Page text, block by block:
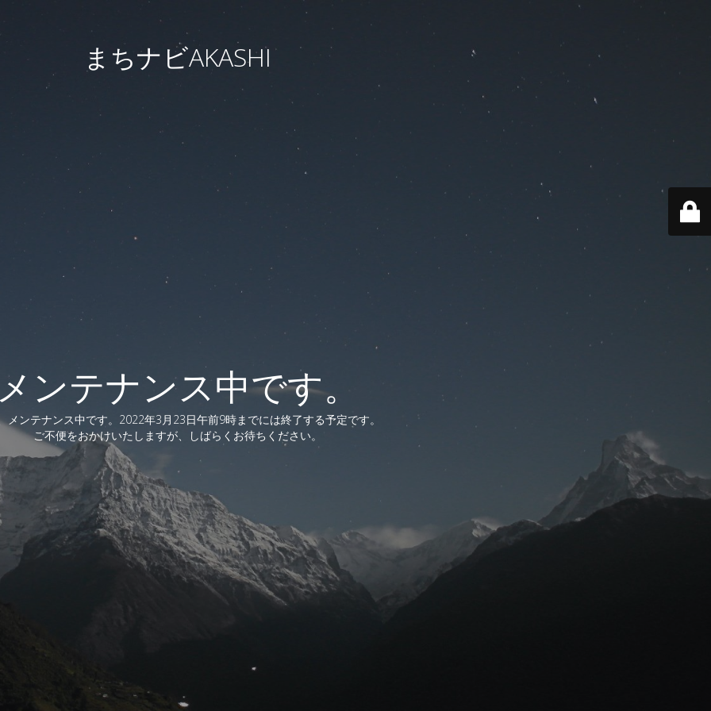
まちナビAKASHI
ンテナンス中です。
メンテナンス中です。2022年3月23日午前9時までには終了する予定です。
ご不便をおかけいたしますが、しばらくお待ちください。